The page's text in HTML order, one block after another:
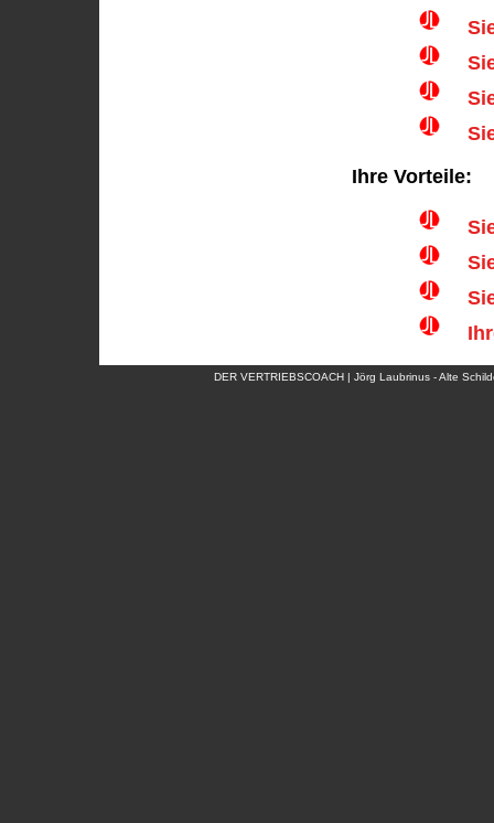
Ihre Vorteile:
DER VERTRIEBSCOACH | Jörg Laubrinus - Alte